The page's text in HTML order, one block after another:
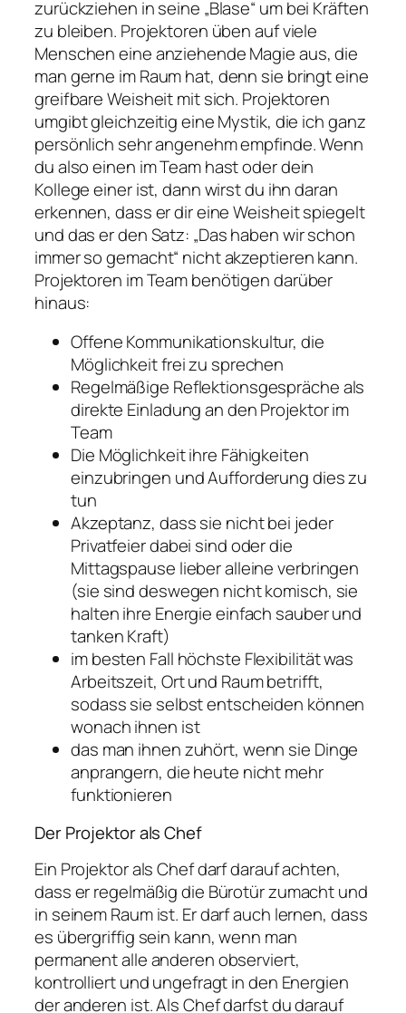
zurückziehen in seine „Blase“ um bei Kräften
zu bleiben. Projektoren üben auf viele
Menschen eine anziehende Magie aus, die
man gerne im Raum hat, denn sie bringt eine
greifbare Weisheit mit sich. Projektoren
umgibt gleichzeitig eine Mystik, die ich ganz
persönlich sehr angenehm empfinde. Wenn
du also einen im Team hast oder dein
Kollege einer ist, dann wirst du ihn daran
erkennen, dass er dir eine Weisheit spiegelt
und das er den Satz: „Das haben wir schon
immer so gemacht“ nicht akzeptieren kann.
Projektoren im Team benötigen darüber
hinaus:
Offene Kommunikationskultur, die
Möglichkeit frei zu sprechen
Regelmäßige Reflektionsgespräche als
direkte Einladung an den Projektor im
Team
Die Möglichkeit ihre Fähigkeiten
einzubringen und Aufforderung dies zu
tun
Akzeptanz, dass sie nicht bei jeder
Privatfeier dabei sind oder die
Mittagspause lieber alleine verbringen
(sie sind deswegen nicht komisch, sie
halten ihre Energie einfach sauber und
tanken Kraft)
im besten Fall höchste Flexibilität was
Arbeitszeit, Ort und Raum betrifft,
sodass sie selbst entscheiden können
wonach ihnen ist
das man ihnen zuhört, wenn sie Dinge
anprangern, die heute nicht mehr
funktionieren
Der Projektor als Chef
Ein Projektor als Chef darf darauf achten,
dass er regelmäßig die Bürotür zumacht und
in seinem Raum ist. Er darf auch lernen, dass
es übergriffig sein kann, wenn man
permanent alle anderen observiert,
kontrolliert und ungefragt in den Energien
der anderen ist. Als Chef darfst du darauf